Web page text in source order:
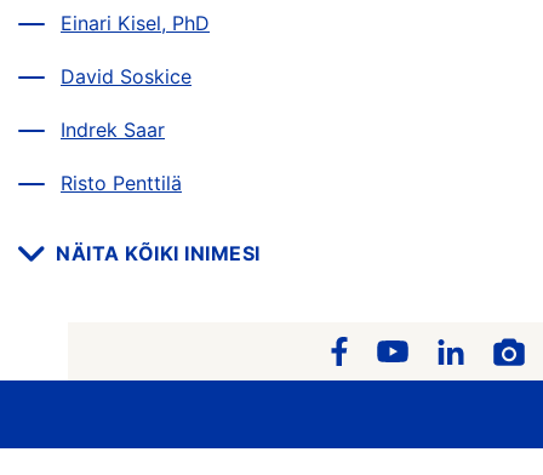
Einari Kisel, PhD
David Soskice
Indrek Saar
Risto Penttilä
NÄITA KÕIKI INIMESI